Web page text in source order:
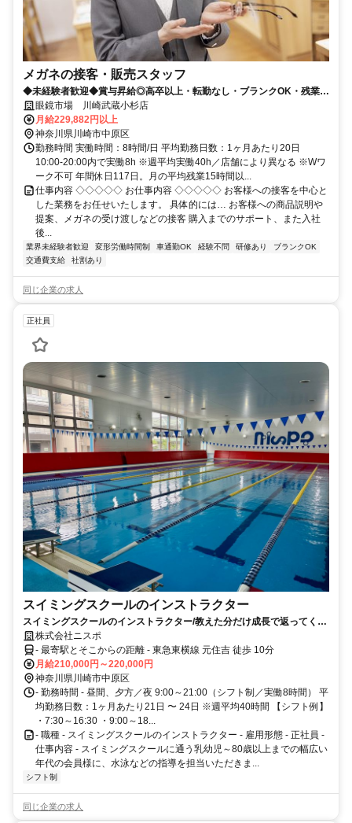
メガネの接客・販売スタッフ
◆未経験者歓迎◆賞与昇給◎高卒以上・転勤なし・ブランクOK・残業少
なめ・業界No1！
眼鏡市場 川崎武蔵小杉店
月給229,882円以上
神奈川県川崎市中原区
勤務時間 実働時間：8時間/日 平均勤務日数：1ヶ月あたり20日
10:00-20:00内で実働8h ※週平均実働40h／店舗により異なる ※Wワ
ーク不可 年間休日117日。月の平均残業15時間以...
仕事内容 ◇◇◇◇◇ お仕事内容 ◇◇◇◇◇ お客様への接客を中心と
した業務をお任せいたします。 具体的には… お客様への商品説明や
提案、メガネの受け渡しなどの接客 購入までのサポート、また入社
後...
業界未経験者歓迎 変形労働時間制 車通勤OK 経験不問 研修あり
ブランクOK
交通費支給
社割あり
同じ企業の求人
正社員
スイミングスクールのインストラクター
スイミングスクールのインストラクター/教えた分だけ成長で返ってく
る！だから、水泳の指導は面白い！
株式会社ニスポ
- 最寄駅とそこからの距離 - 東急東横線 元住吉 徒歩 10分
月給210,000円～220,000円
神奈川県川崎市中原区
- 勤務時間 - 昼間、夕方／夜 9:00～21:00（シフト制／実働8時間） 平
均勤務日数：1ヶ月あたり21日 〜 24日 ※週平均40時間 【シフト例】
・7:30～16:30 ・9:00～18...
- 職種 - スイミングスクールのインストラクター - 雇用形態 - 正社員 -
仕事内容 - スイミングスクールに通う乳幼児～80歳以上までの幅広い
年代の会員様に、水泳などの指導を担当いただきま...
シフト制
同じ企業の求人